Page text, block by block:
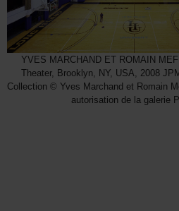
YVES MARCHAND ET ROMAIN
Theater, Brooklyn, NY, USA, 2008
Collection © Yves Marchand et Romain
autorisation de la galerie